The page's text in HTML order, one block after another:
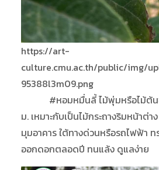
https://art-
culture.cmu.ac.th/public/img/
95388l3m09.png
#หอมหมื่นลี้ ไม้พุ่มหรือไม้ต้นข
ม. เหมาะกับเป็นไม้กระถางริมหน้าต่า
มุมอาคาร ใต้ทางด่วนหรือรถไฟฟ้า
ออกดอกตลอดปี ทนแล้ง ดูแลง่าย